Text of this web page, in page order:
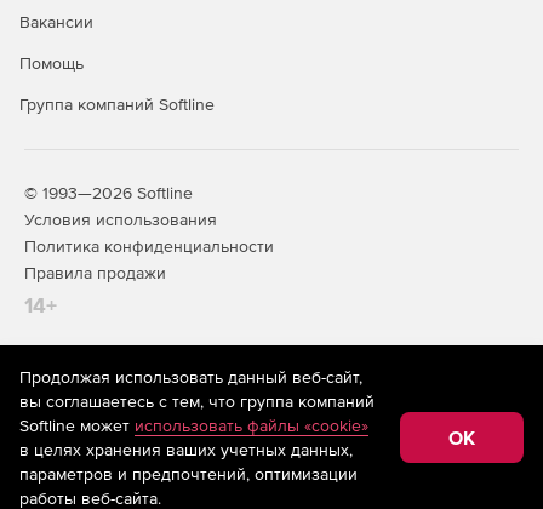
Вакансии
Помощь
Группа компаний Softline
© 1993—2026 Softline
Условия использования
Политика конфиденциальности
Правила продажи
14+
На информационном ресурсе store.softline.ru применяются
рекомендательные технологии(информационные технологии
предоставления информации на основе сбора,
систематизации и анализа сведений, относящихся к
предпочтениям пользователей сети «Интернет»,
находящихся на территории Российской Федерации)
Продолжая использовать данный веб-сайт,
вы соглашаетесь с тем, что группа компаний
Softline может использовать файлы «cookie»
в целях хранения ваших учетных данных,
параметров и предпочтений, оптимизации
работы веб-сайта.
OK